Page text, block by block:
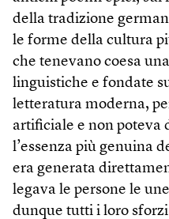
della tradizione
le forme della cultura
che tenevano coesa
linguistiche e fondate
letteratura moderna,
artificiale e non poteva
l’essenza più genuina
era generata
legava le persone le
dunque tutti i loro